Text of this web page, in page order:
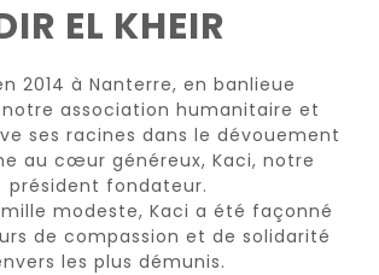
EL KHEIR
2014 à Nanterre, en banlieue
association humanitaire et
ses racines dans le dévouement
au cœur généreux, Kaci, notre
président fondateur.
modeste, Kaci a été façonné
de compassion et de solidarité
les plus démunis.